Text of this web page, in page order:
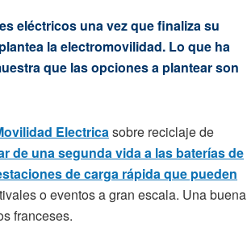
eléctricos una vez que finaliza su
la electromovilidad. Lo que ha
que las opciones a plantear son
Electricasobre reciclaje de
de una segunda vida a las baterías de
de carga rápida que pueden
o eventos a gran escala. Una buena
franceses.